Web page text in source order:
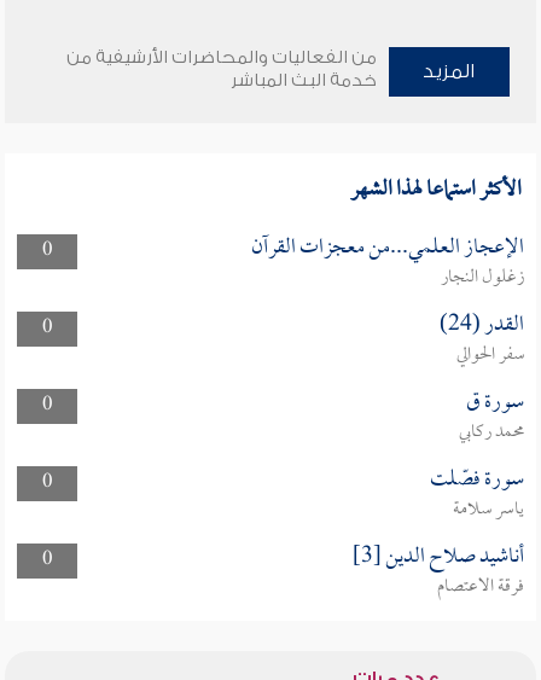
المزيد
من الفعاليات والمحاضرات الأرشيفية من
خدمة البث المباشر
الأكثر استماعا لهذا الشهر
0 الإعجاز العلمي...من معجزات القرآن
زغلول النجار
0
القدر (24)
سفر الحوالي
0
سورة ق
محمد ركابي
0
سورة فصّلت
ياسر سلامة
0
أناشيد صلاح الدين [3]
فرقة الاعتصام